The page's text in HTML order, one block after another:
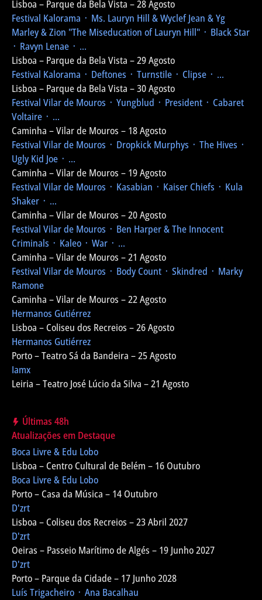
Lisboa – Parque da Bela Vista – 28 Agosto
Festival Kalorama ᛫ Ms. Lauryn Hill & Wyclef Jean & Yg
Marley & Zion "The Miseducation of Lauryn Hill" ᛫ Black Star
᛫ Ravyn Lenae ᛫ ...
Lisboa – Parque da Bela Vista – 29 Agosto
Festival Kalorama ᛫ Deftones ᛫ Turnstile ᛫ Clipse ᛫ ...
Lisboa – Parque da Bela Vista – 30 Agosto
Festival Vilar de Mouros ᛫ Yungblud ᛫ President ᛫ Cabaret
Voltaire ᛫ ...
Caminha – Vilar de Mouros – 18 Agosto
Festival Vilar de Mouros ᛫ Dropkick Murphys ᛫ The Hives ᛫
Ugly Kid Joe ᛫ ...
Caminha – Vilar de Mouros – 19 Agosto
Festival Vilar de Mouros ᛫ Kasabian ᛫ Kaiser Chiefs ᛫ Kula
Shaker ᛫ ...
Caminha – Vilar de Mouros – 20 Agosto
Festival Vilar de Mouros ᛫ Ben Harper & The Innocent
Criminals ᛫ Kaleo ᛫ War ᛫ ...
Caminha – Vilar de Mouros – 21 Agosto
Festival Vilar de Mouros ᛫ Body Count ᛫ Skindred ᛫ Marky
Ramone
Caminha – Vilar de Mouros – 22 Agosto
Hermanos Gutiérrez
Lisboa – Coliseu dos Recreios – 26 Agosto
Hermanos Gutiérrez
Porto – Teatro Sá da Bandeira – 25 Agosto
Iamx
Leiria – Teatro José Lúcio da Silva – 21 Agosto
Últimas 48h
Atualizações em Destaque
Boca Livre & Edu Lobo
Lisboa – Centro Cultural de Belém – 16 Outubro
Boca Livre & Edu Lobo
Porto – Casa da Música – 14 Outubro
D'zrt
Lisboa – Coliseu dos Recreios – 23 Abril 2027
D'zrt
Oeiras – Passeio Marítimo de Algés – 19 Junho 2027
D'zrt
Porto – Parque da Cidade – 17 Junho 2028
Luís Trigacheiro ᛫ Ana Bacalhau